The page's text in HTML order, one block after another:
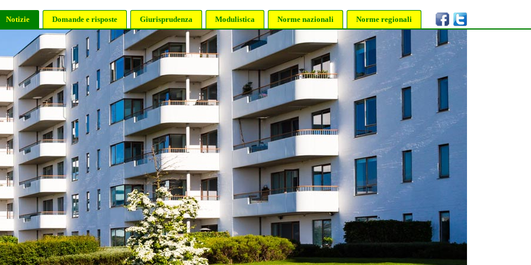
Notizie Domande e risposte Giurisprudenza Modulistica Norme nazionali Norme regionali